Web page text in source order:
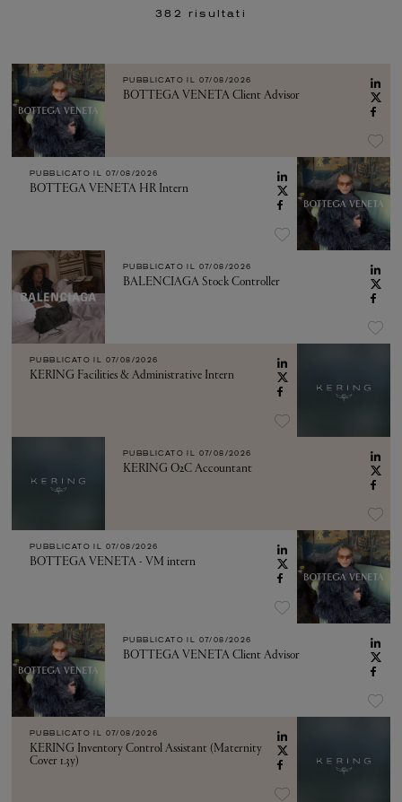
382 risultati
PUBBLICATO IL 07/08/2026
BOTTEGA VENETA Client Advisor
PUBBLICATO IL 07/08/2026
BOTTEGA VENETA HR Intern
PUBBLICATO IL 07/08/2026
BALENCIAGA Stock Controller
PUBBLICATO IL 07/08/2026
KERING Facilities & Administrative Intern
PUBBLICATO IL 07/08/2026
KERING O2C Accountant
PUBBLICATO IL 07/08/2026
BOTTEGA VENETA - VM intern
PUBBLICATO IL 07/08/2026
BOTTEGA VENETA Client Advisor
PUBBLICATO IL 07/08/2026
KERING Inventory Control Assistant (Maternity
Cover 1.3y)